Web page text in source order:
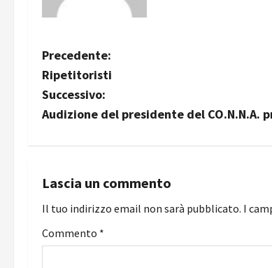
N
a
v
g
a
z
Precedente:
Ripetitoristi
Successivo:
Audizione del presidente del CO.N.N.A.
Lascia un commento
Il tuo indirizzo email non sarà pubblicato. I
Commento *